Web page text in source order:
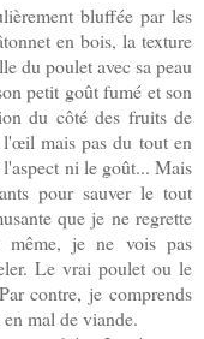
bluffée par les
en bois, la texture
du poulet avec sa peau
petit goût fumé et son
du côté des fruits de
l'œil mais pas du tout en
ni le goût... Mais
pour sauver le tout
que je ne regrette
même, je ne vois pas
Le vrai poulet ou le
contre, je comprends
mal de viande.